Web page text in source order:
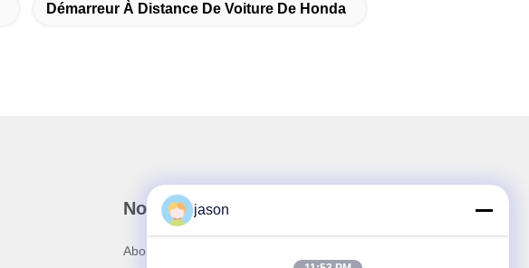
Démarreur À Distance De Voiture De Honda
Notre newsletter
Abonnez-vous à notre newsletter pour des réductions et plus
jason